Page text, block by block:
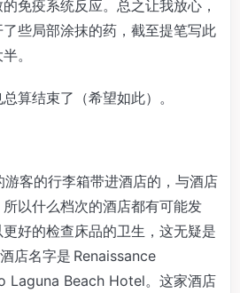
免疫系统反应。总之让我放心，
些局部涂抹的药，截至提笔写此
。
算结束了（希望如此）。
客的行李箱带进酒店的，与酒店
以什么档次的酒店都有可能发
好的检查床品的卫生，这无疑是
店名字是 Renaissance
Laguna Beach Hotel。这家酒店